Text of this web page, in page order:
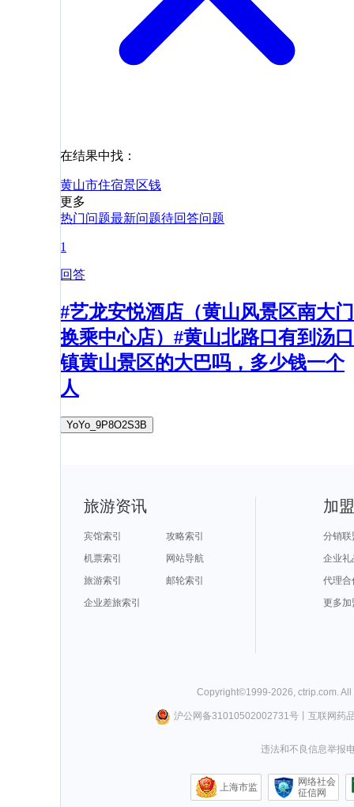
在结果中找：
黄山市住宿景区钱
更多
热门问题最新问题待回答问题
1
回答
#艺龙安悦酒店（黄山风景区南大门
换乘中心店）#黄山北路口有到汤口
镇黄山景区的大巴吗，多少钱一个
人
YoYo_9P8O2S3B
旅游资讯
宾馆索引
攻略索引
机票索引
网站导航
旅游索引
邮轮索引
企业差旅索引
加
分销联
企业礼
代理合
更多加
Copyright©1999-2026 ctrip.com .
沪公网备31010502002731号丨 互联网药
违法和不良信息举报
上海市监
网络社会
征信网